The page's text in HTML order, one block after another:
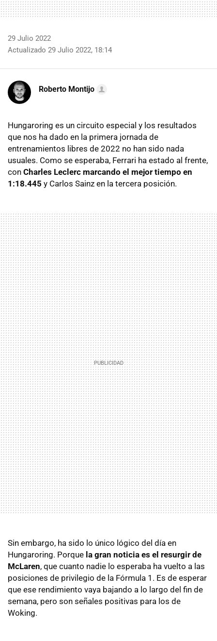
29 Julio 2022
Actualizado 29 Julio 2022, 18:14
Roberto Montijo
Hungaroring es un circuito especial y los resultados
que nos ha dado en la primera jornada de
entrenamientos libres de 2022 no han sido nada
usuales. Como se esperaba, Ferrari ha estado al frente,
con Charles Leclerc marcando el mejor tiempo en
1:18.445 y Carlos Sainz en la tercera posición.
Sin embargo, ha sido lo único lógico del día en
Hungaroring. Porque la gran noticia es el resurgir de
McLaren, que cuanto nadie lo esperaba ha vuelto a las
posiciones de privilegio de la Fórmula 1. Es de esperar
que ese rendimiento vaya bajando a lo largo del fin de
semana, pero son señales positivas para los de
Woking.